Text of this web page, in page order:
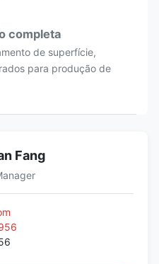
completa
de superfície,
para produção de
Fang